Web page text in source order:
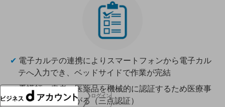
NTTドコモグループ
ログイン
✔ 電子カルテの連携によりスマートフォンから電子カル
テへ入力でき、ベッドサイドで作業が完結
✔看護師、患者、医薬品を機械的に認証するため医療事
故の抑止につながる（三点認証）